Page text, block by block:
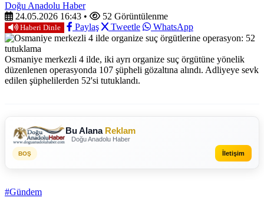
Doğu Anadolu Haber
24.05.2026 16:43 • 52 Görüntülenme
Haberi Dinle Paylaş Tweetle WhatsApp
Osmaniye merkezli 4 ilde, iki ayrı organize suç örgütüne yönelik
düzenlenen operasyonda 107 şüpheli gözaltına alındı. Adliyeye sevk
edilen şüphelilerden 52'si tutuklandı.
Bu Alana Reklam
Doğu Anadolu Haber
BOŞ İletişim
#Gündem